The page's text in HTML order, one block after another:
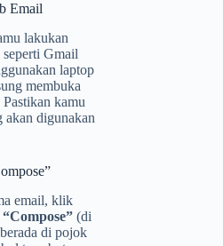
Email
lakukan
Gmail
laptop
membuka
kamu
akan digunakan
email, klik
“Compose” (di
di pojok